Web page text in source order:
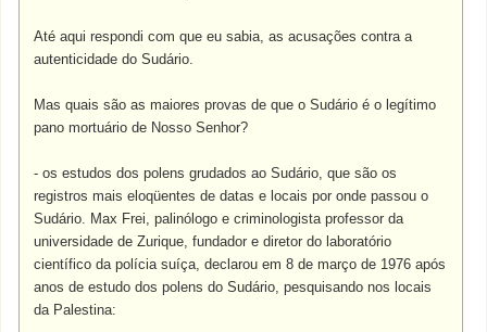
Até aqui respondi com que eu sabia, as acusações contra a
autenticidade do Sudário.
Mas quais são as maiores provas de que o Sudário é o legítimo
pano mortuário de Nosso Senhor?
- os estudos dos polens grudados ao Sudário, que são os
registros mais eloqüentes de datas e locais por onde passou o
Sudário. Max Frei, palinólogo e criminologista professor da
universidade de Zurique, fundador e diretor do laboratório
científico da polícia suíça, declarou em 8 de março de 1976 após
anos de estudo dos polens do Sudário, pesquisando nos locais
da Palestina: